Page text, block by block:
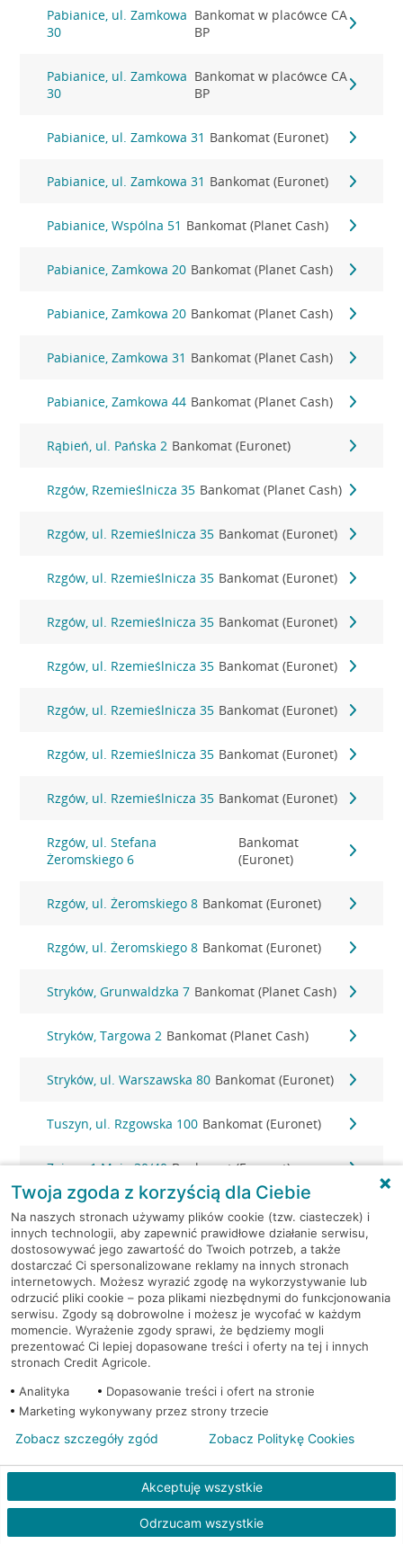
Pabianice, ul. Zamkowa
30
Bankomat w placówce CA
BP
Pabianice, ul. Zamkowa
30
Bankomat w placówce CA
BP
Pabianice, ul. Zamkowa 31 Bankomat (Euronet)
Pabianice, ul. Zamkowa 31 Bankomat (Euronet)
Pabianice, Wspólna 51 Bankomat (Planet Cash)
Pabianice, Zamkowa 20 Bankomat (Planet Cash)
Pabianice, Zamkowa 20 Bankomat (Planet Cash)
Pabianice, Zamkowa 31 Bankomat (Planet Cash)
Pabianice, Zamkowa 44 Bankomat (Planet Cash)
Rąbień, ul. Pańska 2 Bankomat (Euronet)
Rzgów, Rzemieślnicza 35 Bankomat (Planet Cash)
Rzgów, ul. Rzemieślnicza 35 Bankomat (Euronet)
Rzgów, ul. Rzemieślnicza 35 Bankomat (Euronet)
Rzgów, ul. Rzemieślnicza 35 Bankomat (Euronet)
Rzgów, ul. Rzemieślnicza 35 Bankomat (Euronet)
Rzgów, ul. Rzemieślnicza 35 Bankomat (Euronet)
Rzgów, ul. Rzemieślnicza 35 Bankomat (Euronet)
Rzgów, ul. Rzemieślnicza 35 Bankomat (Euronet)
Rzgów, ul. Stefana
Żeromskiego 6
Bankomat
(Euronet)
Rzgów, ul. Żeromskiego 8 Bankomat (Euronet)
Rzgów, ul. Żeromskiego 8 Bankomat (Euronet)
Stryków, Grunwaldzka 7 Bankomat (Planet Cash)
Stryków, Targowa 2 Bankomat (Planet Cash)
Stryków, ul. Warszawska 80 Bankomat (Euronet)
Tuszyn, ul. Rzgowska 100 Bankomat (Euronet)
Zgierz, 1 Maja 30/40 Bankomat (Euronet)
Zgierz, 3-go maja 5a Bankomat (Planet Cash)
Zgierz, 3 Maja 4 Bankomat (Planet Cash)
Zgierz, 3 Maja 4 Bankomat (Planet Cash)
Zgierz, Armii Krajowej 2 Bankomat (Planet Cash)
Zgierz, Tuwima 20 Bankomat (Planet Cash)
Zgierz, ul. 3 Maja 4 Bankomat (Euronet)
Zgierz, ul. 3 Maja 4 Bankomat (Euronet)
Zgierz, ul. Armii Krajowej 10 Bankomat (Euronet)
Twoja zgoda z korzyścią dla Ciebie
Na naszych stronach używamy plików cookie (tzw. ciasteczek) i
innych technologii, aby zapewnić prawidłowe działanie serwisu,
dostosowywać jego zawartość do Twoich potrzeb, a także
dostarczać Ci spersonalizowane reklamy na innych stronach
internetowych. Możesz wyrazić zgodę na wykorzystywanie lub
odrzucić pliki cookie – poza plikami niezbędnymi do funkcjonowania
serwisu. Zgody są dobrowolne i możesz je wycofać w każdym
momencie. Wyrażenie zgody sprawi, że będziemy mogli
prezentować Ci lepiej dopasowane treści i oferty na tej i innych
stronach Credit Agricole.
Analityka
Dopasowanie treści i ofert na stronie
Marketing wykonywany przez strony trzecie
Akceptuję wszystkie
Odrzucam wszystkie
Zobacz szczegóły zgód Zobacz Politykę Cookies